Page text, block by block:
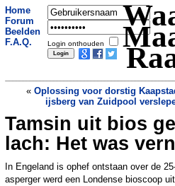
Home
Forum
Beelden
F.A.Q.
Login onthouden
« Oplossing voor dorstig
ijsberg van Zuidpool
Maand
Tamsin uit bios
lach: Het was
In Engeland is ophef ontstaan over de
asperger werd een Londense bioscoop